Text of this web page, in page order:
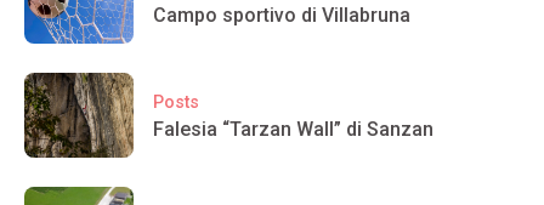
Campo sportivo di Villabruna
Posts
Falesia “Tarzan Wall” di Sanzan